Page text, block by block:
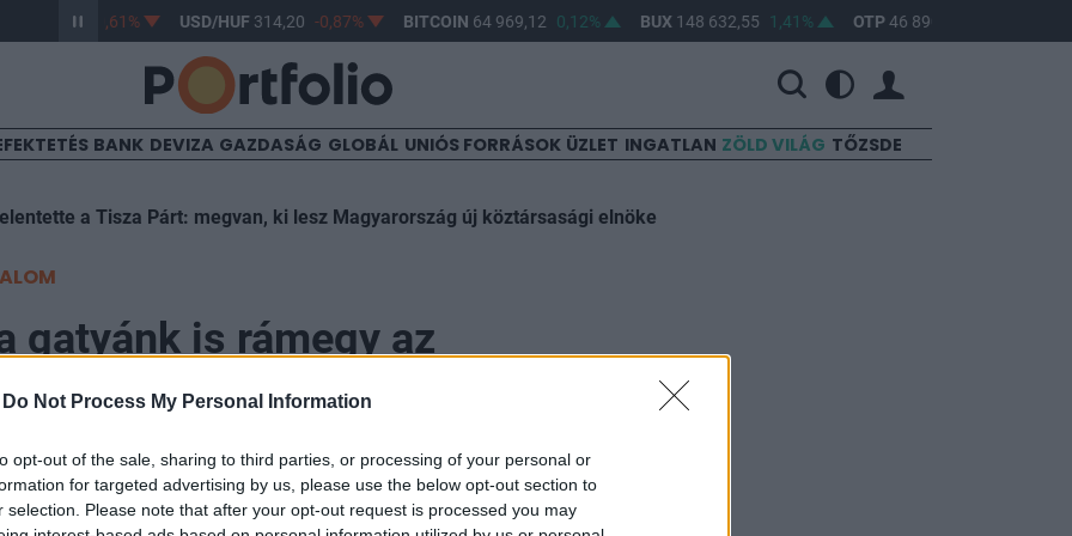
Do Not Process My Personal Information
opt-out of the sale, sharing to third parties, or processing of your personal or
for targeted advertising by us, please use the below opt-out section to
selection. Please note that after your opt-out request is processed you may
-0,61% USD/HUF314,20 -0,87% BITCOIN64 969,12 0,12% BUX148 632,55 1,41% OTP46 890
BANK DEVIZA GAZDASÁG GLOBÁL UNIÓS FORRÁSOK ÜZLET INGATLAN ZÖLD VILÁG TŐZSDE
a Tisza Párt: megvan, ki lesz Magyarország új köztársasági elnöke
gatyánk is rámegy az